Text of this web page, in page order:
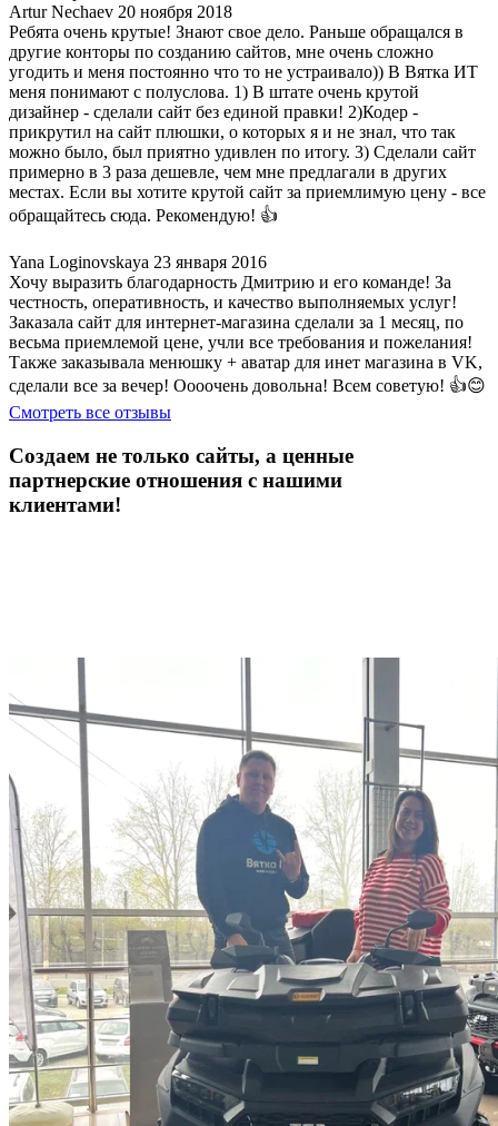
Artur Nechaev 20 ноября 2018
Ребята очень крутые! Знают свое дело. Раньше обращался в
другие конторы по созданию сайтов, мне очень сложно
угодить и меня постоянно что то не устраивало)) В Вятка ИТ
меня понимают с полуслова. 1) В штате очень крутой
дизайнер - сделали сайт без единой правки! 2)Кодер -
прикрутил на сайт плюшки, о которых я и не знал, что так
можно было, был приятно удивлен по итогу. 3) Сделали сайт
примерно в 3 раза дешевле, чем мне предлагали в других
местах. Если вы хотите крутой сайт за приемлимую цену - все
обращайтесь сюда. Рекомендую! 👍
Yana Loginovskaya 23 января 2016
Хочу выразить благодарность Дмитрию и его команде! За
честность, оперативность, и качество выполняемых услуг!
Заказала сайт для интернет-магазина сделали за 1 месяц, по
весьма приемлемой цене, учли все требования и пожелания!
Также заказывала менюшку + аватар для инет магазина в VK,
сделали все за вечер! Оооочень довольна! Всем советую! 👍😊
Смотреть все отзывы
Создаем не только сайты, а ценные
партнерские отношения с нашими
клиентами!